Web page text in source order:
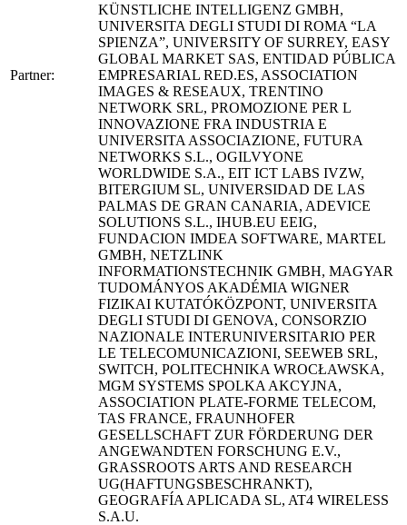
Partner:
KÜNSTLICHE INTELLIGENZ GMBH,
UNIVERSITA DEGLI STUDI DI ROMA “LA
SPIENZA”, UNIVERSITY OF SURREY, EASY
GLOBAL MARKET SAS, ENTIDAD PÚBLICA
EMPRESARIAL RED.ES, ASSOCIATION
IMAGES & RESEAUX, TRENTINO
NETWORK SRL, PROMOZIONE PER L
INNOVAZIONE FRA INDUSTRIA E
UNIVERSITA ASSOCIAZIONE, FUTURA
NETWORKS S.L., OGILVYONE
WORLDWIDE S.A., EIT ICT LABS IVZW,
BITERGIUM SL, UNIVERSIDAD DE LAS
PALMAS DE GRAN CANARIA, ADEVICE
SOLUTIONS S.L., IHUB.EU EEIG,
FUNDACION IMDEA SOFTWARE, MARTEL
GMBH, NETZLINK
INFORMATIONSTECHNIK GMBH, MAGYAR
TUDOMÁNYOS AKADÉMIA WIGNER
FIZIKAI KUTATÓKÖZPONT, UNIVERSITA
DEGLI STUDI DI GENOVA, CONSORZIO
NAZIONALE INTERUNIVERSITARIO PER
LE TELECOMUNICAZIONI, SEEWEB SRL,
SWITCH, POLITECHNIKA WROCŁAWSKA,
MGM SYSTEMS SPOLKA AKCYJNA,
ASSOCIATION PLATE-FORME TELECOM,
TAS FRANCE, FRAUNHOFER
GESELLSCHAFT ZUR FÖRDERUNG DER
ANGEWANDTEN FORSCHUNG E.V.,
GRASSROOTS ARTS AND RESEARCH
UG(HAFTUNGSBESCHRANKT),
GEOGRAFÍA APLICADA SL, AT4 WIRELESS
S.A.U.